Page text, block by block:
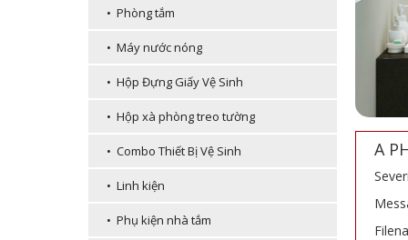
• Phòng tắm
• Máy nước nóng
• Hộp Đựng Giấy Vệ Sinh
• Hộp xà phòng treo tường
• Combo Thiết Bị Vệ Sinh
• Linh kiện
• Phụ kiện nhà tắm
A